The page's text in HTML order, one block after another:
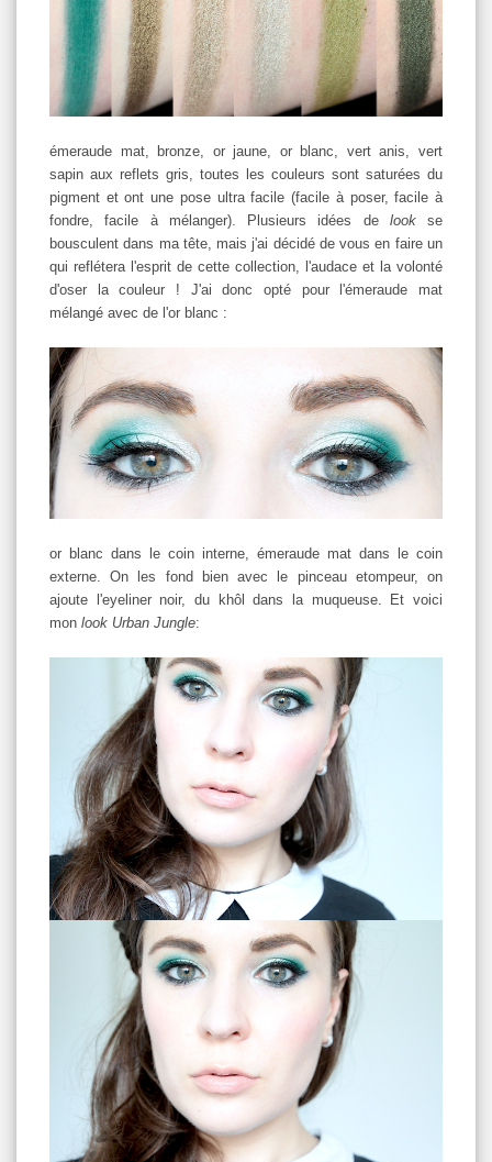
émeraude mat, bronze, or jaune, or blanc, vert anis, vert
sapin aux reflets gris, toutes les couleurs sont saturées du
pigment et ont une pose ultra facile (facile à poser, facile à
fondre, facile à mélanger). Plusieurs idées de lookse
bousculent dans ma tête, mais j'ai décidé de vous en faire un
qui reflétera l'esprit de cette collection, l'audace et la volonté
d'oser la couleur ! J'ai donc opté pour l'émeraude mat
mélangé avec de l'or blanc :
or blanc dans le coin interne, émeraude mat dans le coin
externe. On les fond bien avec le pinceau etompeur, on
ajoute l'eyeliner noir, du khôl dans la muqueuse. Et voici
mon look Urban Jungle: